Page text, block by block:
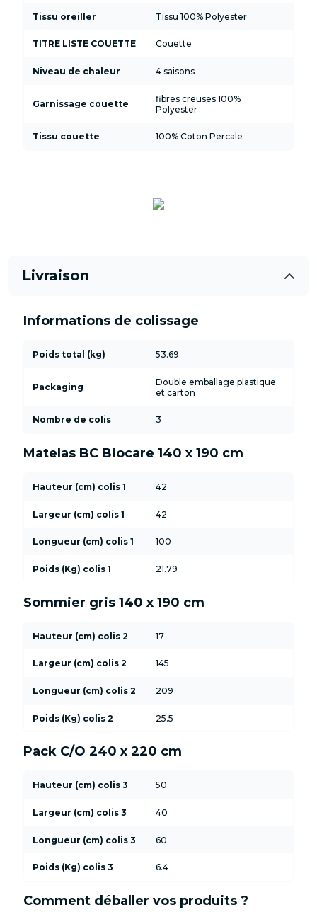
Tissu oreiller Tissu 100% Polyester
TITRE LISTE COUETTE Couette
Niveau de chaleur 4 saisons
Garnissage couette
fibres creuses 100%
Polyester
Tissu couette 100% Coton Percale
Livraison
Informations de colissage
Poids total (kg) 53.69
Packaging
Double emballage plastique
et carton
Nombre de colis 3
Matelas BC Biocare 140 x 190 cm
Hauteur (cm) colis 1 42
Largeur (cm) colis 1 42
Longueur (cm) colis 1 100
Poids (Kg) colis 1 21.79
Sommier gris 140 x 190 cm
Hauteur (cm) colis 2 17
Largeur (cm) colis 2 145
Longueur (cm) colis 2 209
Poids (Kg) colis 2 25.5
Pack C/O 240 x 220 cm
Hauteur (cm) colis 3 50
Largeur (cm) colis 3 40
Longueur (cm) colis 3 60
Poids (Kg) colis 3 6.4
Comment déballer vos produits ?